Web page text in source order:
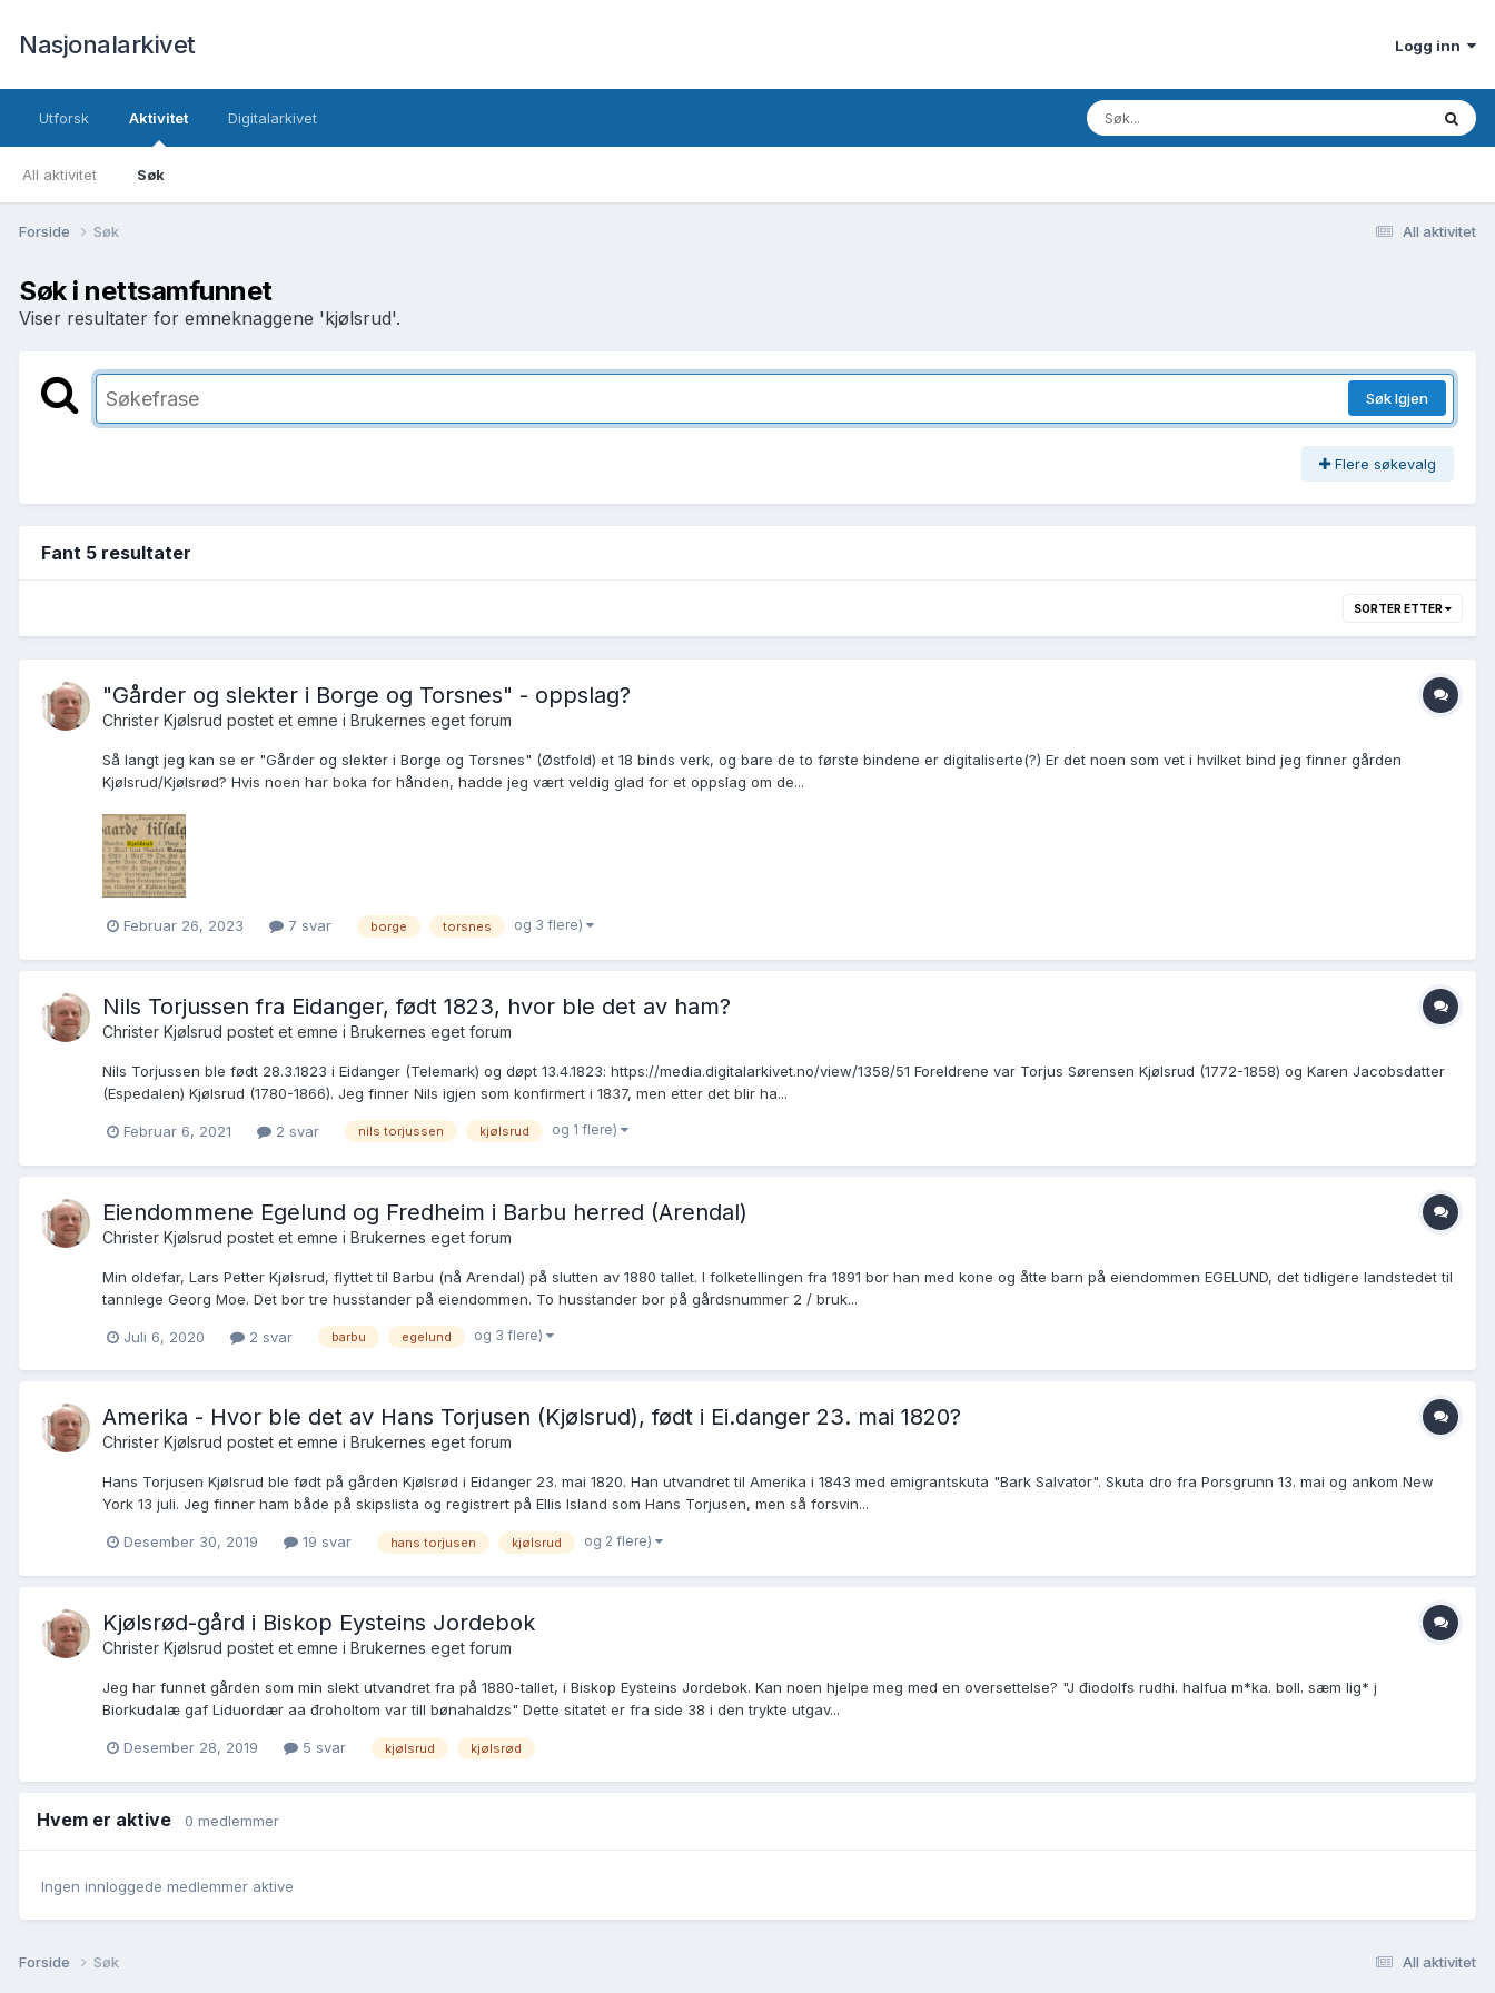
Nasjonalarkivet Logg inn
Utforsk Aktivitet
All aktivitet Søk
Digitalarkivet
All aktivitet
Forside Søk
Søk i nettsamfunnet
Viser resultater for emneknaggene 'kjølsrud'.
Søk Igjen
Flere søkevalg
Fant 5 resultater
SORTER ETTER
"Gårder og slekter i Borge og Torsnes" - oppslag?
Christer Kjølsrud postet et emne i Brukernes eget forum
Så langt jeg kan se er "Gårder og slekter i Borge og Torsnes" (Østfold) et 18 binds verk, og bare de to første bindene er digitaliserte(?) Er det noen som vet i hvilket bind jeg finner gården
Kjølsrud/Kjølsrød? Hvis noen har boka for hånden, hadde jeg vært veldig glad for et oppslag om de...
Februar 26, 2023 7 svar borge torsnes og 3 flere)
Nils Torjussen fra Eidanger, født 1823, hvor ble det av ham?
Christer Kjølsrud postet et emne i Brukernes eget forum
Nils Torjussen ble født 28.3.1823 i Eidanger (Telemark) og døpt 13.4.1823: https://media.digitalarkivet.no/view/1358/51 Foreldrene var Torjus Sørensen Kjølsrud (1772-1858) og Karen Jacobsdatter
(Espedalen) Kjølsrud (1780-1866). Jeg finner Nils igjen som konfirmert i 1837, men etter det blir ha...
Februar 6, 2021 2 svar nils torjussen kjølsrud og 1 flere)
Eiendommene Egelund og Fredheim i Barbu herred (Arendal)
Christer Kjølsrud postet et emne i Brukernes eget forum
Min oldefar, Lars Petter Kjølsrud, flyttet til Barbu (nå Arendal) på slutten av 1880 tallet. I folketellingen fra 1891 bor han med kone og åtte barn på eiendommen EGELUND, det tidligere landstedet til
tannlege Georg Moe. Det bor tre husstander på eiendommen. To husstander bor på gårdsnummer 2 / bruk...
Juli 6, 2020 2 svar barbu egelund og 3 flere)
Amerika - Hvor ble det av Hans Torjusen (Kjølsrud), født i Ei.danger 23. mai 1820?
Christer Kjølsrud postet et emne i Brukernes eget forum
Hans Torjusen Kjølsrud ble født på gården Kjølsrød i Eidanger 23. mai 1820. Han utvandret til Amerika i 1843 med emigrantskuta "Bark Salvator". Skuta dro fra Porsgrunn 13. mai og ankom New
York 13 juli. Jeg finner ham både på skipslista og registrert på Ellis Island som Hans Torjusen, men så forsvin...
Desember 30, 2019 19 svar hans torjusen kjølsrud og 2 flere)
Kjølsrød-gård i Biskop Eysteins Jordebok
Christer Kjølsrud postet et emne i Brukernes eget forum
Jeg har funnet gården som min slekt utvandret fra på 1880-tallet, i Biskop Eysteins Jordebok. Kan noen hjelpe meg med en oversettelse? "J điodolfs rudhi. halfua m*ka. boll. sæm lig* j
Biorkudalæ gaf Liduordær aa đroholtom var till bønahaldzs" Dette sitatet er fra side 38 i den trykte utgav...
Desember 28, 2019 5 svar kjølsrud kjølsrød
Hvem er aktive 0 medlemmer
Ingen innloggede medlemmer aktive
All aktivitet
Forside Søk